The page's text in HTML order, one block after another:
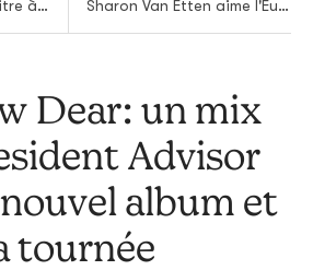
!!! offre un nouveau titre à Pitchfork Sharon Van Etten aime l'Europe, qui le lui rend bien
Dear: un mix
Advisor
album et
tournée